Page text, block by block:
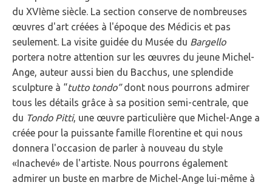
du XVIème siècle. La section conserve de nombreuses
œuvres d'art créées à l'époque des Médicis et pas
seulement. La visite guidée du Musée du Bargello
portera notre attention sur les œuvres du jeune Michel-
Ange, auteur aussi bien du Bacchus, une splendide
sculpture à “tutto tondo”dont nous pourrons admirer
tous les détails grâce à sa position semi-centrale, que
du Tondo Pitti, une œuvre particulière que Michel-Ange a
créée pour la puissante famille florentine et qui nous
donnera l'occasion de parler à nouveau du style
«Inachevé» de l'artiste. Nous pourrons également
admirer un buste en marbre de Michel-Ange lui-même à